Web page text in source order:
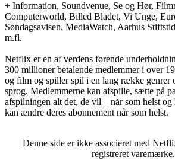
+ Information, Soundvenue, Se og Hør,
Computerworld, Billed Bladet, Vi Unge,
Søndagsavisen, MediaWatch, Aarhus
m.fl.
Netflix er en af verdens førende
300 millioner betalende medlemmer i over
og film og spiller spil i en lang række genrer
sprog. Medlemmerne kan afspille, sætte på
afspilningen alt det, de vil – når som helst
kan ændre deres abonnement når som helst.
Denne side er ikke associeret med
registreret varemærke.